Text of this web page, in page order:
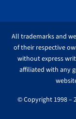
All trademarks and
of their respective
without express
affiliated with any
© Copyright 1998 –